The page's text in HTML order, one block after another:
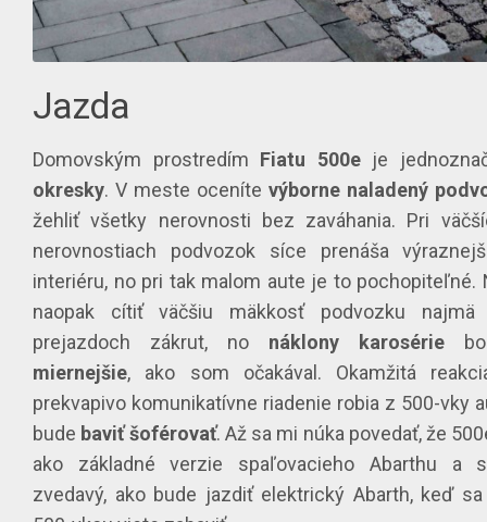
Jazda
Domovským prostredím Fiatu 500eje
okresky. V meste oceníte výborne naladený
žehliť všetky nerovnosti bez zaváhania. Pri
nerovnostiach podvozok síce prenáša
interiéru, no pri tak malom aute je to pochopiteľné.
naopak cítiť väčšiu mäkkosť podvozku
prejazdoch zákrut, no náklony karosérie
miernejšie, ako som očakával. Okamžitá
prekvapivo komunikatívne riadenie robia z 500-vky
bude baviť šoférovať. Až sa mi núka povedať, že
ako základné verzie spaľovacieho Abarthu a
zvedavý, ako bude jazdiť elektrický Abarth, keď